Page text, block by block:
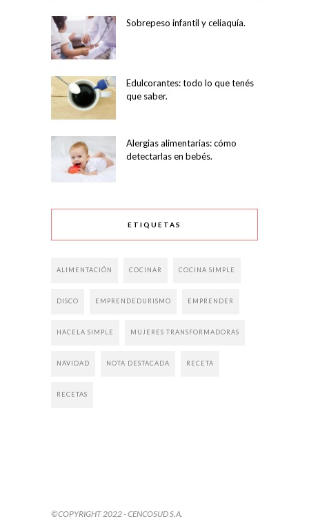
Sobrepeso infantil y celiaquía.
Edulcorantes: todo lo que tenés
que saber.
Alergias alimentarias: cómo
detectarlas en bebés.
ETIQUETAS
ALIMENTACIÓN COCINAR COCINA SIMPLE
DISCO EMPRENDEDURISMO EMPRENDER
HACELA SIMPLE MUJERES TRANSFORMADORAS
NAVIDAD NOTA DESTACADA RECETA
RECETAS
©COPYRIGHT 2022 - CENCOSUD S.A.